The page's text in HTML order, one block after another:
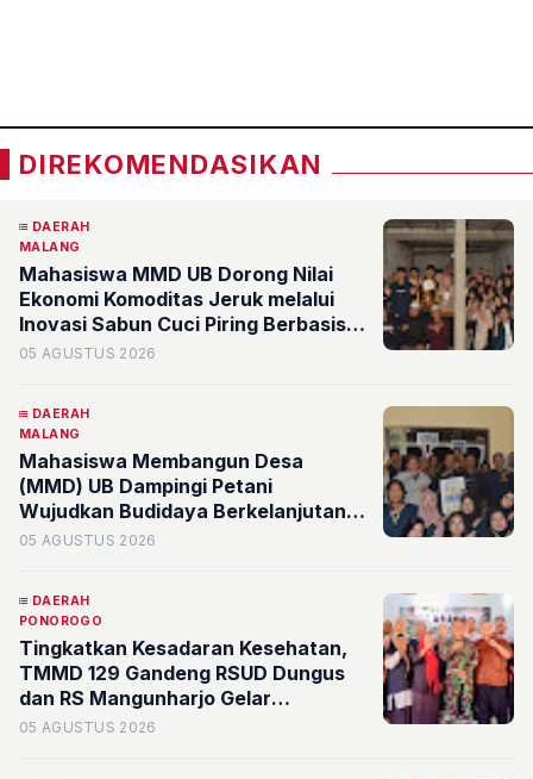
DIREKOMENDASIKAN
DAERAH
MALANG
Mahasiswa MMD UB Dorong Nilai
Ekonomi Komoditas Jeruk melalui
Inovasi Sabun Cuci Piring Berbasis
Limbah Kulit Jeruk di Desa
05 AGUSTUS 2026
DAERAH
MALANG
Mahasiswa Membangun Desa
(MMD) UB Dampingi Petani
Wujudkan Budidaya Berkelanjutan
melalui Identifikasi Kesehatan Tanah
05 AGUSTUS 2026
DAERAH
PONOROGO
Tingkatkan Kesadaran Kesehatan,
TMMD 129 Gandeng RSUD Dungus
dan RS Mangunharjo Gelar
Pelayanan Kesehatan Gratis
05 AGUSTUS 2026